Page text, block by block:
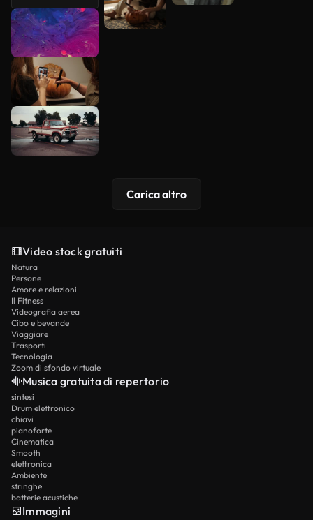
Carica altro
Video stock gratuiti
Natura
Persone
Amore e relazioni
Il Fitness
Videografia aerea
Cibo e bevande
Viaggiare
Trasporti
Tecnologia
Zoom di sfondo virtuale
Musica gratuita di repertorio
sintesi
Drum elettronico
chiavi
pianoforte
Cinematica
Smooth
elettronica
Ambiente
stringhe
batterie acustiche
Immagini